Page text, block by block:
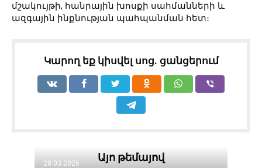
մշակույթի, հանրային խոսքի սահմանների և
ազգային ինքնության պահպանման հետ։
Կարող եք կիսվել սոց․ ցանցերում
Այո թեմայով
28.03.2026